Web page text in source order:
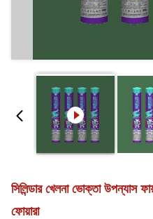
সিলিন্ডার খেলনা ভোক্তা উপন্যাস
ফোয়ারা